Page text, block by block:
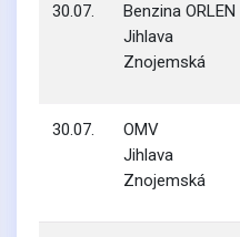
30.07.
Benzina ORLEN
Jihlava
Znojemská
30.07.
OMV
Jihlava
Znojemská